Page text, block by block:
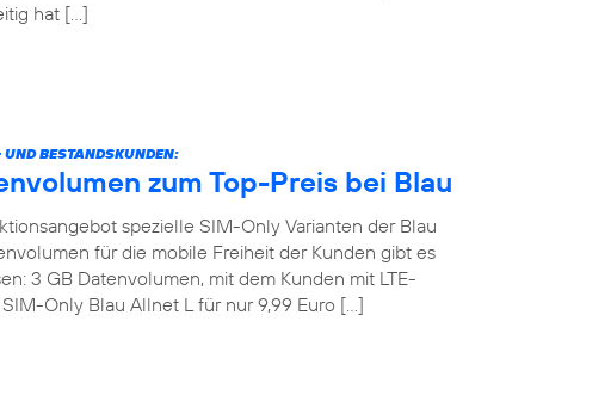
hat […]
BESTANDSKUNDEN:
zum Top-Preis bei Blau
spezielle SIM-Only Varianten der Blau
für die mobile Freiheit der Kunden gibt es
3 GB Datenvolumen, mit dem Kunden mit LTE-
Only Blau Allnet L für nur 9,99 Euro […]